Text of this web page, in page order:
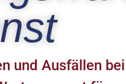
und Ausfällen